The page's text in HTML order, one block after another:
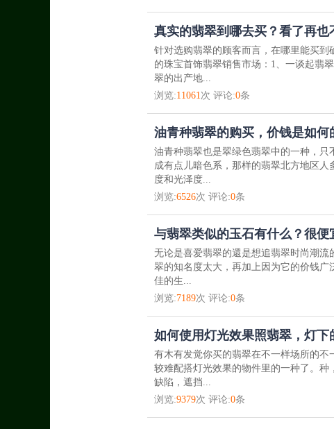
真实的翡翠到哪去买？看了再也
针对选购翡翠的顾客而言，在哪里能买
的珠宝首饰翡翠销售市场：1、一谈起翡
翠的出产地...
浏览:11061次 评论:0条
油青种翡翠的购买，价钱是如何
油青种翡翠也是翠绿色翡翠中的一种，
成有点儿暗色系，那样的翡翠北方地区
度和光泽度...
浏览:6526次 评论:0条
与翡翠类似的玉石有什么？很便
无论是喜爱翡翠的還是想追翡翠时尚潮
翠的知名度太大，再加上因为它的价钱广
佳的生...
浏览:7189次 评论:0条
如何使用灯光效果照翡翠，灯
有木有发觉你买的翡翠在不一样场所的
较难配搭灯光效果的物件里的一种了。
缺陷，遮挡...
浏览:9379次 评论:0条